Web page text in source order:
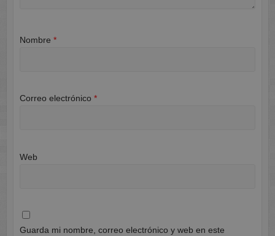
Nombre *
Correo electrónico *
Web
Guarda mi nombre, correo electrónico y web en este